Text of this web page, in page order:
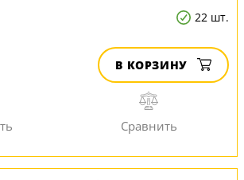
22 шт.
В КОРЗИНУ